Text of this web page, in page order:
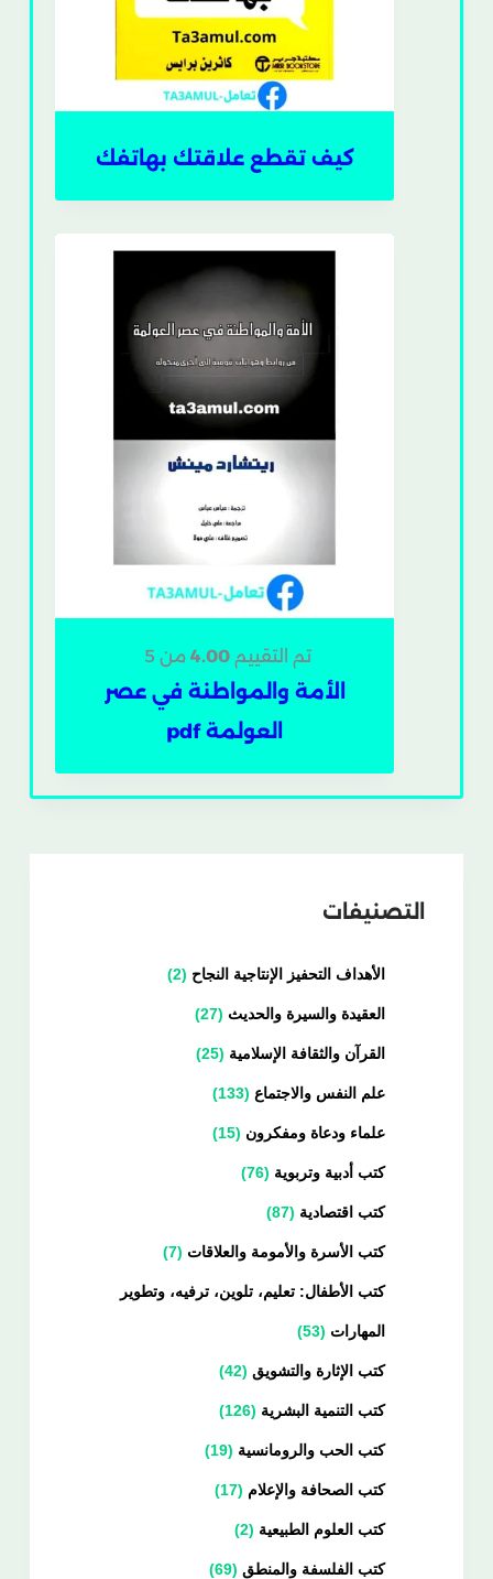
كيف تقطع علاقتك بهاتفك
تم التقييم 4.00من 5
الأمة والمواطنة في عصر
العولمة pdf
التصنيفات
الأهداف التحفيز الإنتاجية النجاح 2
العقيدة والسيرة والحديث 27
القرآن والثقافة الإسلامية 25
علم النفس والاجتماع 133
علماء ودعاة ومفكرون 15
كتب أدبية وتربوية 76
كتب اقتصادية 87
كتب الأسرة والأمومة والعلاقات 7
كتب الأطفال: تعليم، تلوين، ترفيه، وتطوير
المهارات 53
كتب الإثارة والتشويق 42
كتب التنمية البشرية 126
كتب الحب والرومانسية 19
كتب الصحافة والإعلام 17
كتب العلوم الطبيعية 2
كتب الفلسفة والمنطق 69